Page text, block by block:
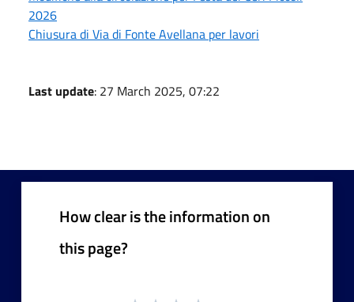
2026
Chiusura di Via di Fonte Avellana per lavori
Last update: 27 March 2025, 07:22
How clear is the information on
this page?